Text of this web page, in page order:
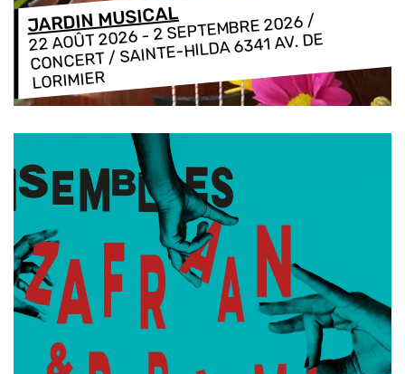
JARDIN MUSICAL
22 AOÛT 2026-2 SEPTEMBRE 2026/
CONCERT / SAINTE-HILDA 6341 AV. DE
LORIMIER